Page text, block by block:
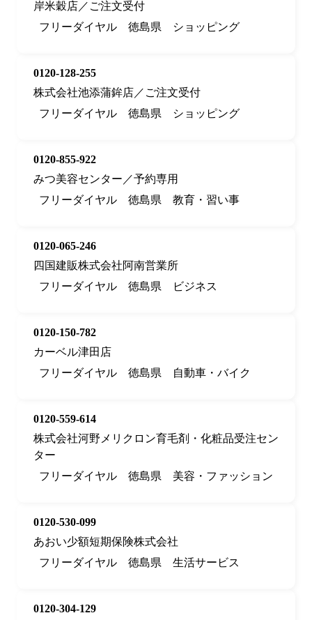
岸米穀店／ご注文受付
フリーダイヤル
徳島県 ショッピング
0120-128-255
株式会社池添蒲鉾店／ご注文受付
フリーダイヤル
徳島県 ショッピング
0120-855-922
みつ美容センター／予約専用
フリーダイヤル
徳島県 教育・習い事
0120-065-246
四国建販株式会社阿南営業所
フリーダイヤル
徳島県 ビジネス
0120-150-782
カーベル津田店
フリーダイヤル
徳島県 自動車・バイク
0120-559-614
株式会社河野メリクロン育毛剤・化粧品受注セン
ター
フリーダイヤル
徳島県 美容・ファッション
0120-530-099
あおい少額短期保険株式会社
フリーダイヤル
徳島県 生活サービス
0120-304-129